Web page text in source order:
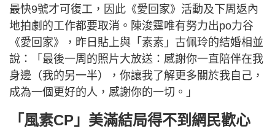
最快9號才可復工，因此《愛回家》活動及下周返內
地拍劇的工作都要取消。陳浚霆唯有努力出po力谷
《愛回家》，昨日貼上與「素素」古佩玲的結婚相並
說：「最後一周的照片大放送：感謝你一直陪伴在我
身邊（我的另一半），你讓我了解更多關於我自己，
成為一個更好的人，感謝你的一切。」
「風素CP」美滿結局得不到網民歡心